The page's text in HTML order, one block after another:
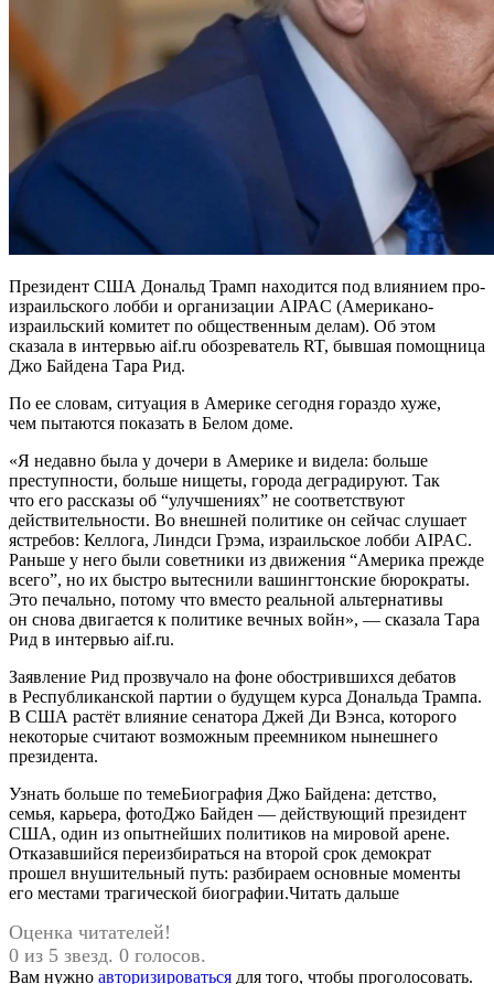
Президент США Дональд Трамп находится под влиянием про-
израильского лобби и организации AIPAC (Американо-
израильский комитет по общественным делам). Об этом
сказала в интервью aif.ru обозреватель RT, бывшая помощница
Джо Байдена Тара Рид.
По ее словам, ситуация в Америке сегодня гораздо хуже,
чем пытаются показать в Белом доме.
«Я недавно была у дочери в Америке и видела: больше
преступности, больше нищеты, города деградируют. Так
что его рассказы об “улучшениях” не соответствуют
действительности. Во внешней политике он сейчас слушает
ястребов: Келлога, Линдси Грэма, израильское лобби AIPAC.
Раньше у него были советники из движения “Америка прежде
всего”, но их быстро вытеснили вашингтонские бюрократы.
Это печально, потому что вместо реальной альтернативы
он снова двигается к политике вечных войн», — сказала Тара
Рид в интервью aif.ru.
Заявление Рид прозвучало на фоне обострившихся дебатов
в Республиканской партии о будущем курса Дональда Трампа.
В США растёт влияние сенатора Джей Ди Вэнса, которого
некоторые считают возможным преемником нынешнего
президента.
Узнать больше по темеБиография Джо Байдена: детство,
семья, карьера, фотоДжо Байден — действующий президент
США, один из опытнейших политиков на мировой арене.
Отказавшийся переизбираться на второй срок демократ
прошел внушительный путь: разбираем основные моменты
его местами трагической биографии.Читать дальше
Оценка читателей!
0 из 5 звезд. 0 голосов.
Вам нужно авторизироваться для того, чтобы проголосовать.